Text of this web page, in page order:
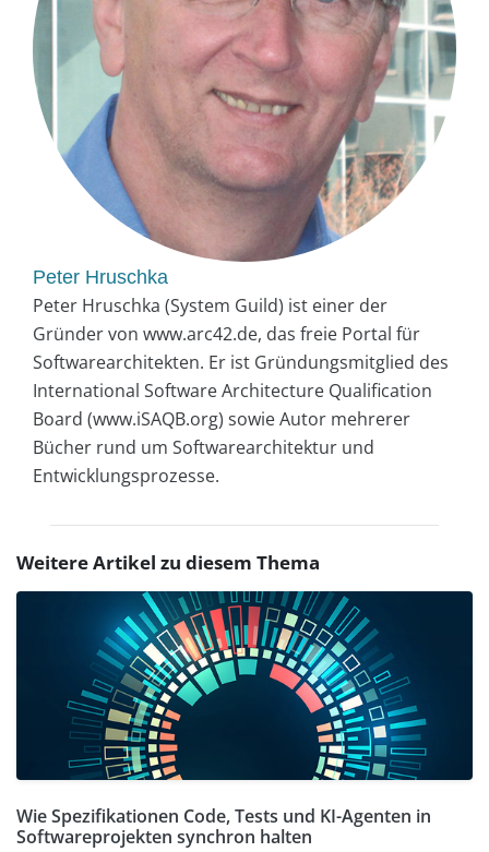
Peter Hruschka
Peter Hruschka (System Guild) ist einer der
Gründer von www.arc42.de, das freie Portal für
Softwarearchitekten. Er ist Gründungsmitglied des
International Software Architecture Qualification
Board (www.iSAQB.org) sowie Autor mehrerer
Bücher rund um Softwarearchitektur und
Entwicklungsprozesse.
Weitere Artikel zu diesem Thema
Wie Spezifikationen Code, Tests und KI-Agenten in
Softwareprojekten synchron halten